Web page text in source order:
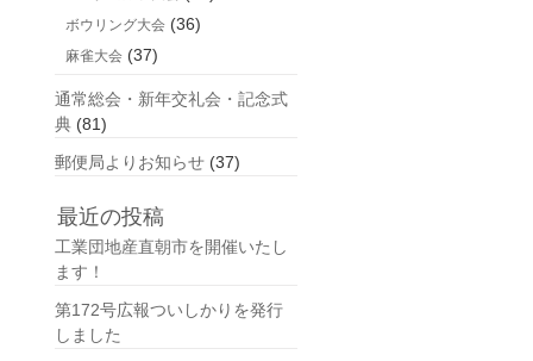
ボウリング大会 (36)
麻雀大会 (37)
通常総会・新年交礼会・記念式
典 (81)
郵便局よりお知らせ (37)
最近の投稿
工業団地産直朝市を開催いたし
ます！
第172号広報ついしかりを発行
しました